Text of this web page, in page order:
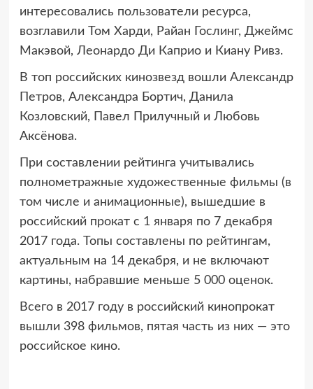
интересовались пользователи ресурса,
возглавили Том Харди, Райан Гослинг, Джеймс
Макэвой, Леонардо Ди Каприо и Киану Ривз.
В топ российских кинозвезд вошли Александр
Петров, Александра Бортич, Данила
Козловский, Павел Прилучный и Любовь
Аксёнова.
При составлении рейтинга учитывались
полнометражные художественные фильмы (в
том числе и анимационные), вышедшие в
российский прокат с 1 января по 7 декабря
2017 года. Топы составлены по рейтингам,
актуальным на 14 декабря, и не включают
картины, набравшие меньше 5 000 оценок.
Всего в 2017 году в российский кинопрокат
вышли 398 фильмов, пятая часть из них — это
российское кино.